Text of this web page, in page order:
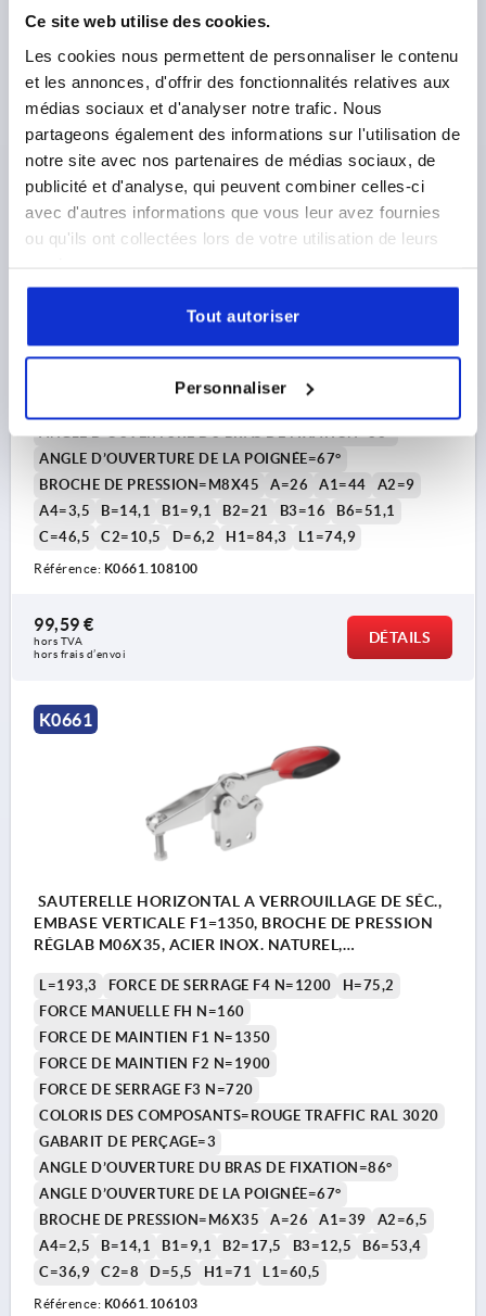
Ce site web utilise des cookies.
Les cookies nous permettent de personnaliser le contenu
et les annonces, d'offrir des fonctionnalités relatives aux
médias sociaux et d'analyser notre trafic. Nous
partageons également des informations sur l'utilisation de
notre site avec nos partenaires de médias sociaux, de
publicité et d'analyse, qui peuvent combiner celles-ci
avec d'autres informations que vous leur avez fournies
ou qu'ils ont collectées lors de votre utilisation de leurs
Tout autoriser
Personnaliser
SAUTERELLE HORIZONTAL A VERROUILLAGE DE SÉC.,
EMBASE VERTICALE F1=2000, BROCHE DE PRESSION
RÉGLAB M08X45, ACIER INOX. NATUREL,
COMP:POLYAMIDE GRIS FONCÉ RAL7021
L=230,4 FORCE DE SERRAGE F4 N=1400
H=88,2
FORCE DE MAINTIEN F2 N=2800
FORCE DE SERRAGE F3 N=830
COLORIS DES COMPOSANTS=GRIS FONCÉ RAL 7021
ANGLE D’OUVERTURE DE LA POIGNÉE=67°
BROCHE DE PRESSION=M8X45
A=26 A1=44
A2=9
A4=3,5
B=14,1 B1=9,1 B2=21 B3=16
B6=51,1
C=46,5
C2=10,5 D=6,2 H1=84,3 L1=74,9
Référence: K0661.108100
99,59 €
hors TVA
hors frais d’envoi
DÉTAILS
K0661
SAUTERELLE HORIZONTAL A VERROUILLAGE DE SÉC.,
EMBASE VERTICALE F1=1350, BROCHE DE PRESSION
RÉGLAB M06X35, ACIER INOX. NATUREL,
L=193,3 FORCE DE SERRAGE F4 N=1200
H=75,2
FORCE MANUELLE FH N=160
FORCE DE MAINTIEN F1 N=1350
FORCE DE MAINTIEN F2 N=1900
FORCE DE SERRAGE F3 N=720
COLORIS DES COMPOSANTS=ROUGE TRAFFIC RAL 3020
GABARIT DE PERÇAGE=3
ANGLE D’OUVERTURE DU BRAS DE FIXATION=86°
ANGLE D’OUVERTURE DE LA POIGNÉE=67°
BROCHE DE PRESSION=M6X35
A=26 A1=39
A2=6,5
A4=2,5
B=14,1 B1=9,1 B2=17,5 B3=12,5
B6=53,4
C=36,9
C2=8 D=5,5 H1=71 L1=60,5
Référence: K0661.106103